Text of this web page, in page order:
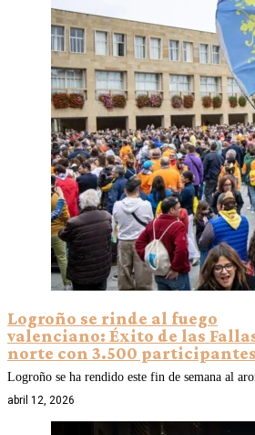
Logroño se rinde al fuego
valenciano: Éxito de las
norte con 3.500 participantes
Logroño se ha rendido este fin de semana al
abril 12, 2026